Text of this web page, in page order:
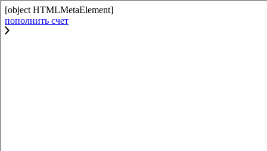
[object HTMLMetaElement]
пополнить счет